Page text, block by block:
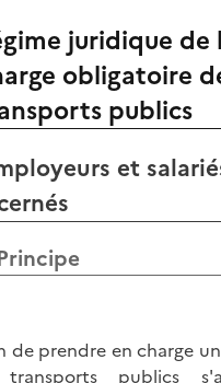
juridique de
obligatoire
publics
et
de prendre en charge
publics